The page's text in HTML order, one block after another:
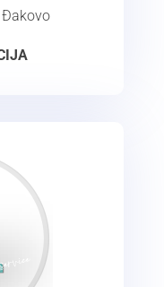
Đakovo